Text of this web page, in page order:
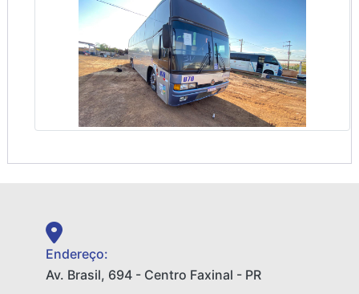
Endereço:
Av. Brasil, 694 - Centro Faxinal - PR